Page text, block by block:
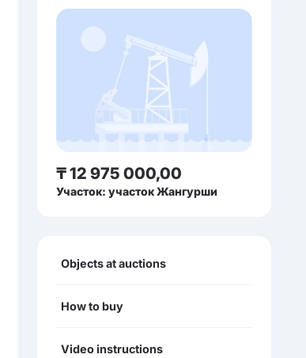
₸ 12 975 000,00
Участок: участок Жангурши
Objects at auctions
How to buy
Video instructions